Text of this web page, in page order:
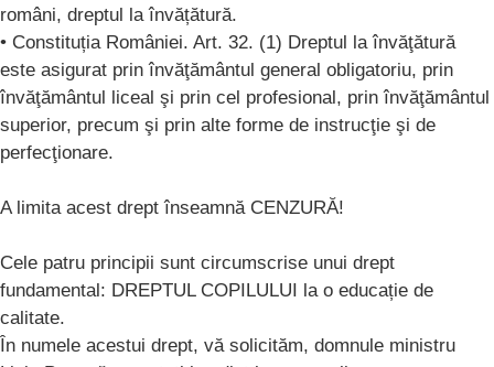
români, dreptul la învățătură.
• Constituția României. Art. 32. (1) Dreptul la învăţătură
este asigurat prin învăţământul general obligatoriu, prin
învăţământul liceal şi prin cel profesional, prin învăţământul
superior, precum şi prin alte forme de instrucţie şi de
perfecţionare.
A limita acest drept înseamnă CENZURĂ!
Cele patru principii sunt circumscrise unui drept
fundamental: DREPTUL COPILULUI la o educație de
calitate.
În numele acestui drept, vă solicităm, domnule ministru